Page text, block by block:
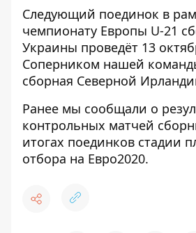
Следующий поединок в
чемпионату Европы U-21
Украины проведёт 13
Соперником нашей
сборная Северной
Ранее мы сообщали о
контрольных матчей
итогах поединков стадии
отбора на Евро2020.